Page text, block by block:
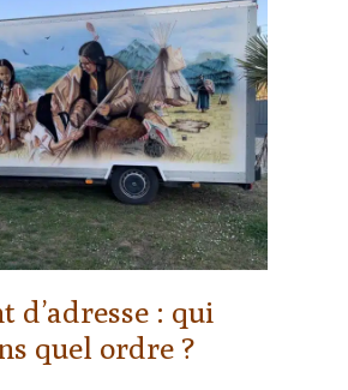
d’adresse : qui
quel ordre ?